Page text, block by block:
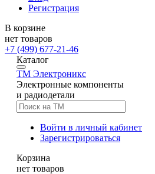
Регистрация
В корзине
нет товаров
+7 (499) 677-21-46
Каталог
TM Электроникс
Электронные компоненты
и радиодетали
Войти в личный кабинет
Зарегистрироваться
Корзина
нет товаров